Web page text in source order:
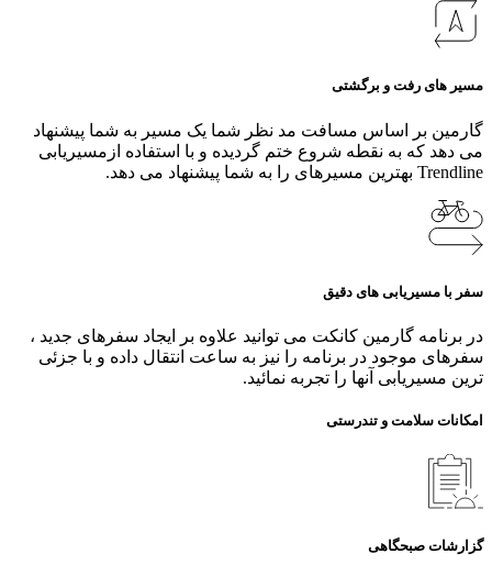
مسیر های رفت و برگشتی
گارمین بر اساس مسافت مد نظر شما یک مسیر به شما پیشنهاد
می دهد که به نقطه شروع ختم گردیده و با استفاده ازمسیریابی
Trendline بهترین مسیرهای را به شما پیشنهاد می دهد.
سفر با مسیریابی های دقیق
در برنامه گارمین کانکت می توانید علاوه بر ایجاد سفرهای جدید ،
سفرهای موجود در برنامه را نیز به ساعت انتقال داده و با جزئی
ترین مسیریابی آنها را تجربه نمائید.
امکانات سلامت و تندرستی
گزارشات صبحگاهی